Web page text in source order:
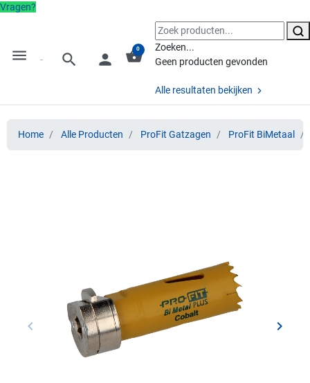
Vragen?
menu search person shopping_basket
0
Zoeken...
Geen producten gevonden
Alle resultaten bekijken
Home Alle Producten ProFit Gatzagen ProFit BiMetaal
Vorige
keyboard_arrow_left keyboard_arrow_right